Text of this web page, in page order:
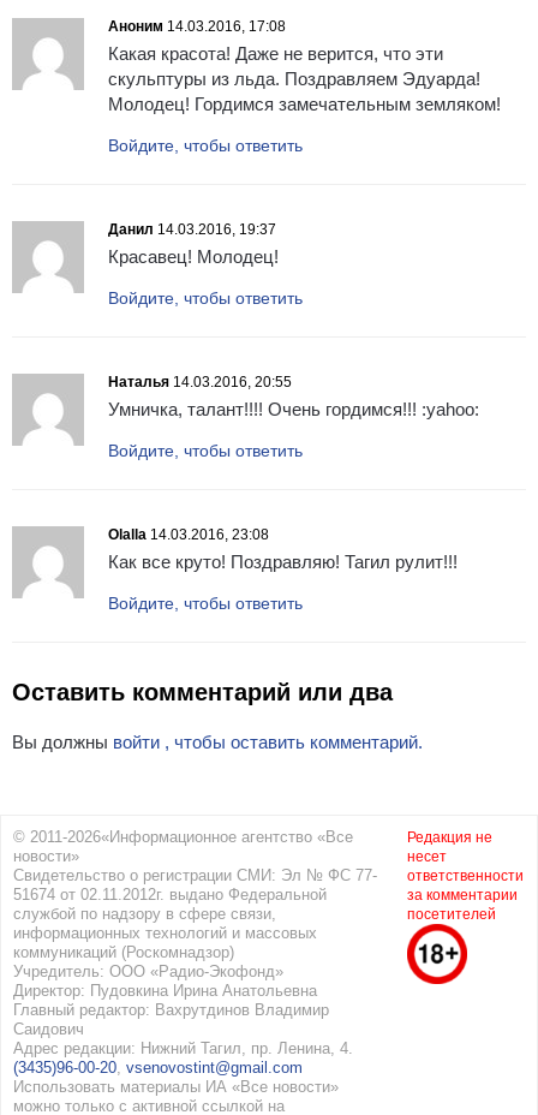
Аноним 14.03.2016, 17:08
Какая красота! Даже не верится, что эти
скульптуры из льда. Поздравляем Эдуарда!
Молодец! Гордимся замечательным земляком!
Войдите, чтобы ответить
Данил 14.03.2016, 19:37
Красавец! Молодец!
Войдите, чтобы ответить
Наталья 14.03.2016, 20:55
Умничка, талант!!!! Очень гордимся!!! :yahoo:
Войдите, чтобы ответить
Olalla 14.03.2016, 23:08
Как все круто! Поздравляю! Тагил рулит!!!
Войдите, чтобы ответить
Оставить комментарий или два
Вы должны войти , чтобы оставить комментарий.
© 2011-2026«Информационное агентство «Все
новости»
Свидетельство о регистрации СМИ: Эл № ФС 77-
51674 от 02.11.2012г. выдано Федеральной
службой по надзору в сфере связи,
информационных технологий и массовых
коммуникаций (Роскомнадзор)
Учредитель: ООО «Радио-Экофонд»
Директор: Пудовкина Ирина Анатольевна
Главный редактор: Вахрутдинов Владимир
Саидович
Адрес редакции: Нижний Тагил, пр. Ленина, 4.
(3435)96-00-20, vsenovostint@gmail.com
Использовать материалы ИА «Все новости»
можно только с активной ссылкой на
Редакция не
несет
ответственности
за комментарии
посетителей